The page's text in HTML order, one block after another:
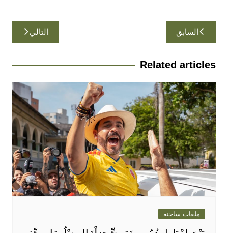
تصفّح
المقالات
السابق التالي
Related articles
ملفات ساخنة